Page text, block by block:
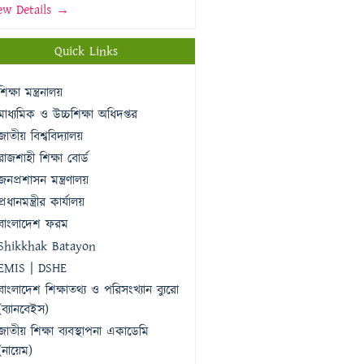
Details →
Quick Links
মন্ত্রনালয়
ও উচ্চশিক্ষা অধিদপ্তর
বিশ্ববিদ্যালয়
শিক্ষা বোর্ড
মন্ত্রণালয়
কার্যালয়
ফরম
Batayon
| DSHE
শিক্ষাতথ্য ও পরিসংখ্যান ব্যুরো
শিক্ষা ব্যবস্থাপনা একাডেমি